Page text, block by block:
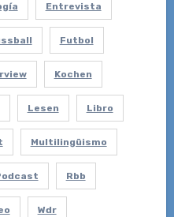
Entrevista
Futbol
Kochen
Lesen Libro
Multilingüismo
Rbb
Wdr